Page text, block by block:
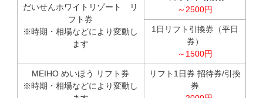
だいせんホワイトリゾート リ
フト券
※時期・相場などにより変動し
ます
～2500円
1日リフト引換券（平日
券）
～1500円
MEIHO めいほう リフト券
※時期・相場などにより変動し
リフト1日券 招待券/引換
券